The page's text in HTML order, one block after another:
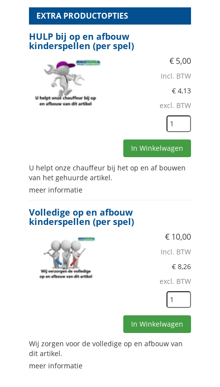
EXTRA PRODUCTOPTIES
HULP bij op en afbouw
kinderspellen (per spel)
€ 5,00
Incl. BTW
€ 4,13
excl. BTW
In Winkelwagen
U helpt onze chauffeur bij het op en af bouwen
van het gehuurde artikel.
meer informatie
Volledige op en afbouw
kinderspellen (per spel)
€ 10,00
Incl. BTW
€ 8,26
excl. BTW
In Winkelwagen
Wij zorgen voor de volledige op en afbouw van
dit artikel.
meer informatie